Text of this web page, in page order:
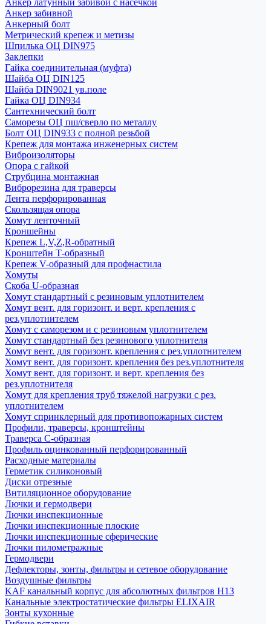
Анкер латунный забивой с насечкой
Анкер забивной
Анкерный болт
Метрический крепеж и метизы
Шпилька ОЦ DIN975
Заклепки
Гайка соединительная (муфта)
Шайба ОЦ DIN125
Шайба DIN9021 ув.поле
Гайка ОЦ DIN934
Сантехнический болт
Саморезы ОЦ пш/сверло по металлу
Болт ОЦ DIN933 с полной резьбой
Крепеж для монтажа инженерных систем
Виброизоляторы
Опора с гайкой
Струбцина монтажная
Виброрезина для траверсы
Лента перфорированная
Скользящая опора
Хомут ленточный
Кроншейны
Крепеж L,V,Z,R-обратный
Кронштейн Т-образный
Крепеж V-образный для профнастила
Хомуты
Скоба U-образная
Хомут стандартный с резиновым уплотнителем
Хомут вент. для горизонт. и верт. крепления с
рез.уплотнителем
Хомут с саморезом и с резиновым уплотнителем
Хомут стандартный без резинового уплотнителя
Хомут вент. для горизонт. крепления с рез.уплотнителем
Хомут вент. для горизонт. крепления без рез.уплотнителя
Хомут вент. для горизонт. и верт. крепления без
рез.уплотнителя
Хомут для крепления труб тяжелой нагрузки с рез.
уплотнителем
Хомут спринклерный для противопожарных систем
Профили, траверсы, кронштейны
Траверса С-образная
Профиль оцинкованный перфорированный
Расходные материалы
Герметик силиконовый
Диски отрезные
Внтиляционное оборудование
Лючки и гермодвери
Лючки инспекционные
Лючки инспекционные плоские
Лючки инспекционные сферические
Лючки пилометражные
Гермодвери
Дефлекторы, зонты, фильтры и сетевое оборудование
Воздушные фильтры
KAF канальный корпус для абсолютных фильтров H13
Канальные электростатические фильтры ELIXAIR
Зонты кухонные